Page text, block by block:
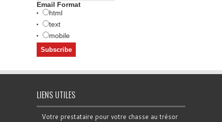
Email Format
html
text
mobile
LIENS UTILES
Votre prestataire pour votre chasse au trésor